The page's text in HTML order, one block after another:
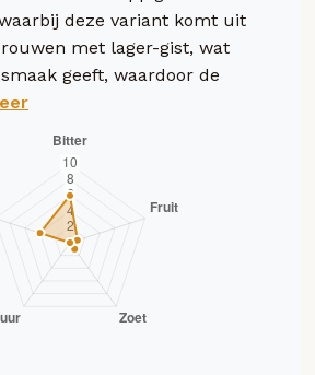
deze variant komt uit
met lager-gist, wat
geeft, waardoor de